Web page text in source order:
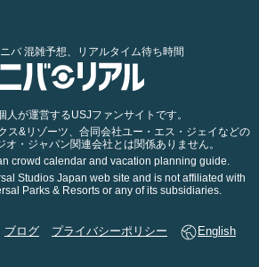
バ 混雑予想、リアルタイム待ち時間
人が運営するUSJファンサイトです。
ス&リゾーツ、合同会社ユー・エス・ジェイなどの
オ・ジャパン関連会社とは関係ありません。
crowd calendar and vacation planning guide.
Studios Japan web site and is not affiliated with
Parks & Resorts or any of its subsidiaries.
ブログ プライバシーポリシー English